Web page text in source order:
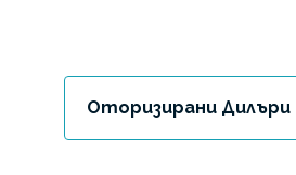
Оторизирани Дилъри